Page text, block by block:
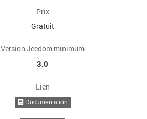
Prix
Gratuit
Version Jeedom minimum
3.0
Lien
Documentation